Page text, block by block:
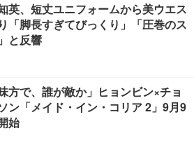
英、短丈ユニフォームから美ウエス
「脚長すぎてびっくり」「圧巻のス
と反響
方で、誰が敵か」ヒョンビン×チョ
ン「メイド・イン・コリア 2」9月9
始